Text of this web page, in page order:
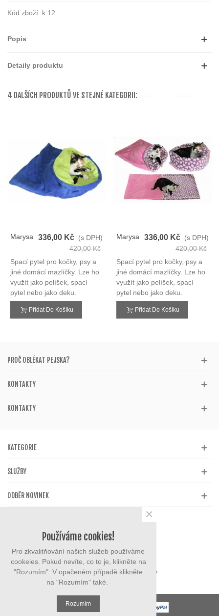
Kód zboží: k.12
Popis
Detaily produktu
4 DALŠÍCH PRODUKTŮ VE STEJNÉ KATEGORII:
Marysa
3v1
336,00 Kč (s DPH)
420,00 Kč
Spací pytel pro kočky, psy a
jiné domácí mazlíčky. Lze ho
využít jako pelíšek, spací
pytel nebo jako deku.
Přidat Do Košíku
Marysa
3v1
336,00 Kč (s DPH)
420,00 Kč
Spací pytel pro kočky, psy a
jiné domácí mazlíčky. Lze ho
využít jako pelíšek, spací
pytel nebo jako deku.
Přidat Do Košíku
PROČ OBLÉKAT PEJSKA?
KONTAKTY
KONTAKTY
KATEGORIE
SLUŽBY
ODBĚR NOVINEK
Používáme cookies!
Pro zkvalitňování našich služeb používáme
cookeies. Pokud nevíte, co to je, klikněte na
"Rozumím". V opačeném případě klikněte
na "Rozumím" také.
Rozumím
×